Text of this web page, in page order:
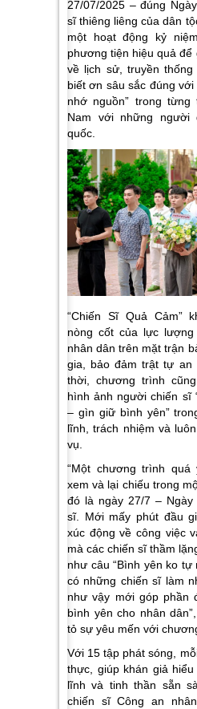
27/07/2025 – đúng
sĩ thiêng liêng của dân
một hoạt động kỷ
phương tiện hiệu quả để
về lịch sử, truyền
biết ơn sâu sắc đúng
nhớ nguồn” trong
Nam với những
quốc.
“Chiến Sĩ Quả Cảm”
nòng cốt của lực
nhân dân trên mặt trận
gia, bảo đảm trật tự an
thời, chương trình
hình ảnh người chiến sĩ
– gìn giữ bình yên”
lĩnh, trách nhiệm và
vụ.
“Một chương trình
xem và lại chiếu trong
đó là ngày 27/7 –
sĩ. Mới mấy phút đầu
xúc động về công việc
mà các chiến sĩ thầm
như câu “Bình yên ko tự
có những chiến sĩ làm
như vậy mới góp phần
bình yên cho nhân
tỏ sự yêu mến với
Với 15 tập phát sóng,
thực, giúp khán giả
lĩnh và tinh thần sẵn
chiến sĩ Công an